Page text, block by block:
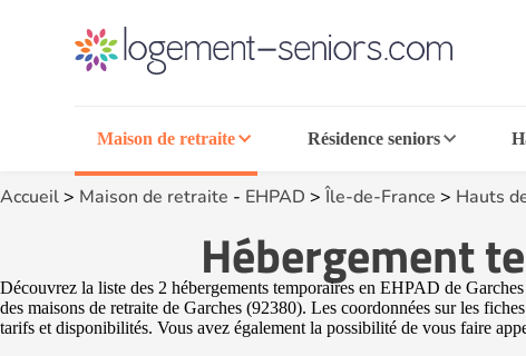
Maison de retraite Résidence seniors
Accueil> Maison de retraite - EHPAD > Île-de-France > Hauts
Hébergement
Découvrez la liste des 2 hébergements temporaires en EHPAD de
des maisons de retraite de Garches (92380). Les coordonnées sur les
tarifs et disponibilités. Vous avez également la possibilité de vous faire